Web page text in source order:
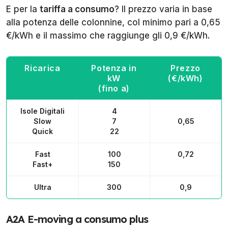
E per la tariffa a consumo? Il prezzo varia in base
alla potenza delle colonnine, col minimo pari a 0,65
€/kWh e il massimo che raggiunge gli 0,9 €/kWh.
Ricarica
Potenza in
kW
(fino a)
Prezzo
(€/kWh)
Isole Digitali
Slow
Quick
4
7
22
0,65
Fast
Fast+
100
150
0,72
Ultra 300 0,9
A2A E-moving a consumo plus